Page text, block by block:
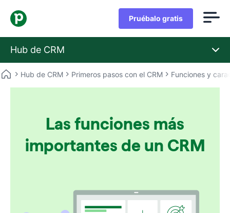
Pruébalo gratis
Hub de CRM
Hub de CRM Primeros pasos con el CRM Funciones y
Las funciones más
importantes de un CRM